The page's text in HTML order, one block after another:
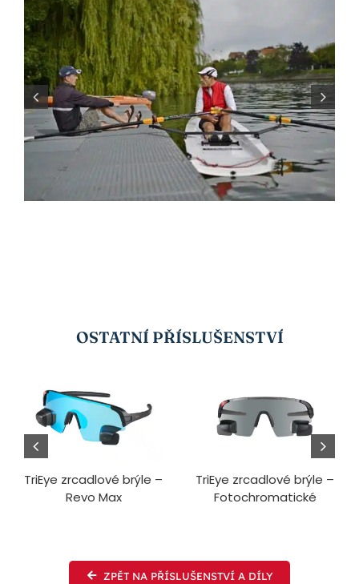
OSTATNÍ PŘÍSLUŠENSTVÍ
TriEye zrcadlové brýle –
Revo Max
TriEye zrcadlové brýle –
Fotochromatické
ZPĚT NA PŘÍSLUŠENSTVÍ A DÍLY